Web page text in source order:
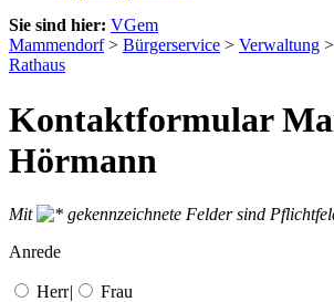
Sie sind hier: VGem
Mammendorf> Bürgerservice > Verwaltung >
Rathaus
Kontaktformular
Hörmann
Mit
gekennzeichnete Felder sind
Anrede
Herr| Frau